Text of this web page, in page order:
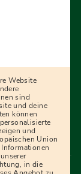
Wir
Start in den
Tools,
was werden
Website
sind
und deine
können
und
Union
in die